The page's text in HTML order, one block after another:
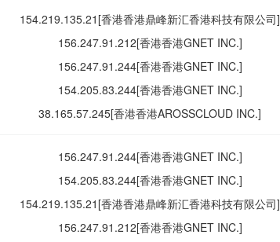
154.219.135.21[香港香港鼎峰新汇香港科技有限公司]
156.247.91.212[香港香港GNET INC.]
156.247.91.244[香港香港GNET INC.]
154.205.83.244[香港香港GNET INC.]
38.165.57.245[香港香港AROSSCLOUD INC.]
156.247.91.244[香港香港GNET INC.]
154.205.83.244[香港香港GNET INC.]
154.219.135.21[香港香港鼎峰新汇香港科技有限公司]
156.247.91.212[香港香港GNET INC.]